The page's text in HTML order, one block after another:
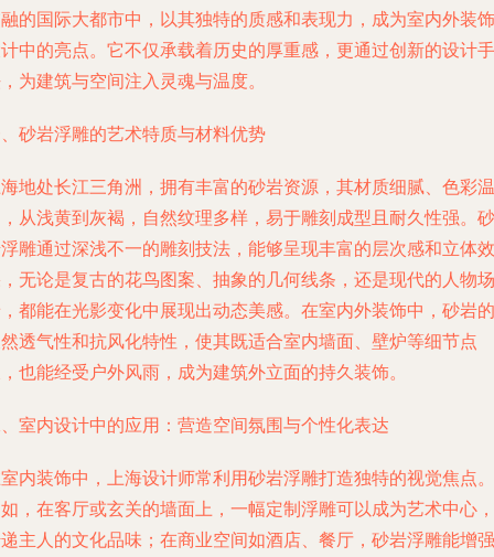
的国际大都市中，以其独特的质感和表现力，成为室内外装饰
中的亮点。它不仅承载着历史的厚重感，更通过创新的设计手
为建筑与空间注入灵魂与温度。
砂岩浮雕的艺术特质与材料优势
地处长江三角洲，拥有丰富的砂岩资源，其材质细腻、色彩温
从浅黄到灰褐，自然纹理多样，易于雕刻成型且耐久性强。砂
雕通过深浅不一的雕刻技法，能够呈现丰富的层次感和立体效
无论是复古的花鸟图案、抽象的几何线条，还是现代的人物场
都能在光影变化中展现出动态美感。在室内外装饰中，砂岩的
透气性和抗风化特性，使其既适合室内墙面、壁炉等细节点
也能经受户外风雨，成为建筑外立面的持久装饰。
室内设计中的应用：营造空间氛围与个性化表达
内装饰中，上海设计师常利用砂岩浮雕打造独特的视觉焦点。
，在客厅或玄关的墙面上，一幅定制浮雕可以成为艺术中心，
主人的文化品味；在商业空间如酒店、餐厅，砂岩浮雕能增强